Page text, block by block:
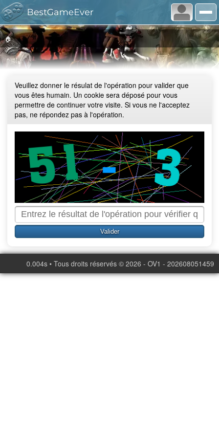
BestGameEver
🏠
Veuillez donner le résulat de l'opération pour valider que
vous êtes humain. Un cookie sera déposé pour vous
permettre de continuer votre visite. Si vous ne l'acceptez
pas, ne répondez pas à l'opération.
0.004s • Tous droits réservés © 2026 - OV1 - 202608051459